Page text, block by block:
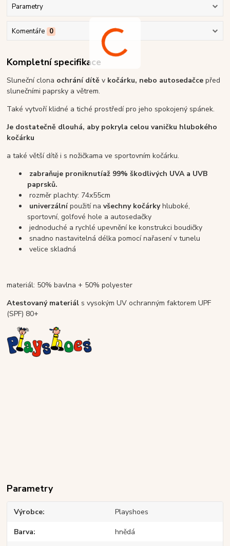
Parametry
Komentáře 0
Kompletní specifikace
Sluneční clona ochrání dítě v kočárku, nebo autosedačce před
slunečními paprsky a větrem.
Také vytvoří klidné a tiché prostředí pro jeho spokojený spánek.
Je dostatečně dlouhá, aby pokryla celou vaničku hlubokého
kočárku
a také větší dítě i s nožičkama ve sportovním kočárku.
zabraňuje proniknutíaž 99% škodlivých UVA a UVB
paprsků.
rozměr plachty: 74x55cm
univerzálnípoužití navšechny kočárkyhluboké,
sportovní, golfové hole a autosedačky
jednoduché a rychlé upevnění ke konstrukci boudičky
snadno nastavitelná délka pomocí nařasení v tunelu
velice skladná
materiál: 50% bavlna + 50% polyester
Atestovaný materiál s vysokým UV ochranným faktorem UPF
(SPF) 80+
Parametry
Výrobce Playshoes
Barva hnědá